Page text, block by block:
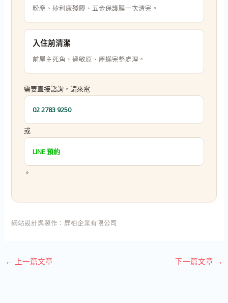
粉塵、矽利康殘膠、五金保護膜一次清完。
入住前清潔
前屋主死角、過敏原、塵蟎完整處理。
需要直接諮詢，請來電
02 2783 9250
或
LINE 預約
。
網站設計與製作： 屏柏企業有限公司
← 上一篇文章 下一篇文章 →